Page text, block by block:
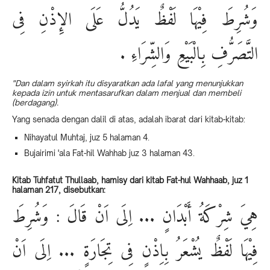
وَشُرِطَ فِيْهَا لَفْظٌ يَدُلُّ عَلَى الإِذْنِ فِى
التَّصَرُّفِ بِالْبَيْعِ وَالشِّرَاءِ .
"Dan dalam syirkah itu disyaratkan ada lafal yang menunjukkan
kepada izin untuk mentasarufkan dalam menjual dan membeli
(berdagang).
Yang senada dengan dalil di atas, adalah ibarat dari kitab-kitab:
Nihayatul Muhtaj, juz 5 halaman 4.
Bujairimi 'ala Fat-hil Wahhab juz 3 halaman 43.
Kitab Tuhfatut Thullaab, hamisy dari kitab Fat-hul Wahhaab, juz 1
halaman 217, disebutkan:
هِيَ شِرْكَةُ أَبْدَانٍ ... اِلَى اَنْ قَالَ : وَشُرِطَ
فِيْهَا لَفْظٌ يُشْعَرُ بِاِذْنٍ فِى تِجَارَةٍ ... اِلَى اَنْ